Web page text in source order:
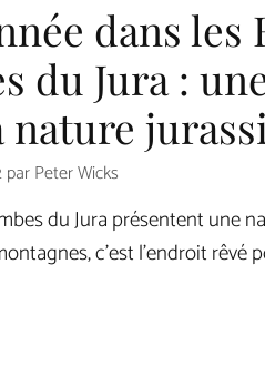
dans les
du Jura :
nature
parPeter Wicks
du Jura présentent une
c’est l’endroit rêvé